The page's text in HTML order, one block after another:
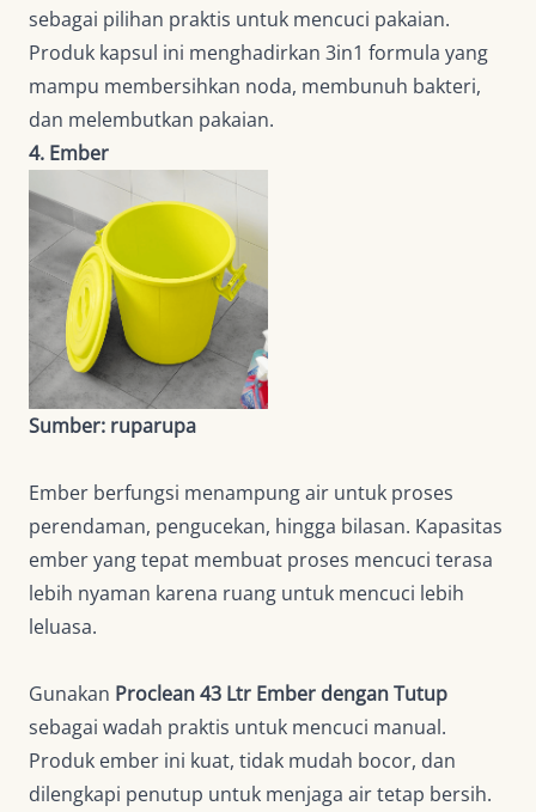
sebagai pilihan praktis untuk mencuci pakaian.
Produk kapsul ini menghadirkan 3in1 formula yang
mampu membersihkan noda, membunuh bakteri,
dan melembutkan pakaian.
4. Ember
Sumber: ruparupa
Ember berfungsi menampung air untuk proses
perendaman, pengucekan, hingga bilasan. Kapasitas
ember yang tepat membuat proses mencuci terasa
lebih nyaman karena ruang untuk mencuci lebih
leluasa.
Gunakan Proclean 43 Ltr Ember dengan Tutup
sebagai wadah praktis untuk mencuci manual.
Produk ember ini kuat, tidak mudah bocor, dan
dilengkapi penutup untuk menjaga air tetap bersih.